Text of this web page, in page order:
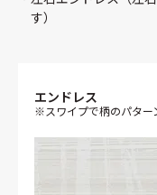
す）
エンドレス
※スワイプで柄のパター